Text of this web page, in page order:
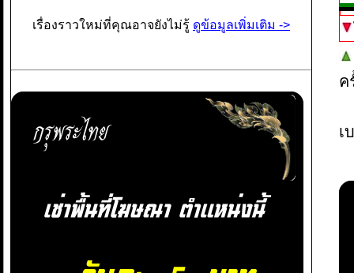
เรื่องราวใหม่ที่คุณอาจยังไม่รู้ ดูข้อมูลเพิ่มเติม ->
เ